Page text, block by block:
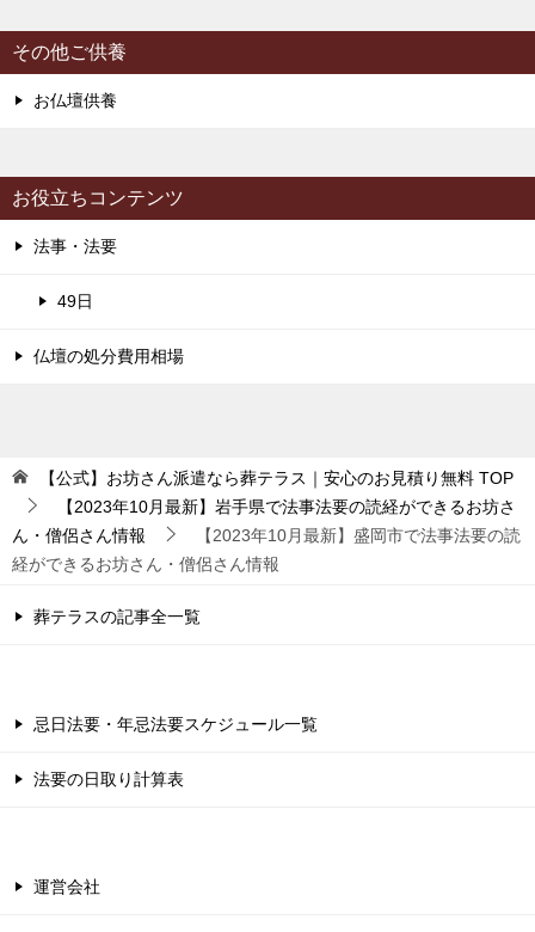
その他ご供養
お仏壇供養
お役立ちコンテンツ
法事・法要
49日
仏壇の処分費用相場
【公式】お坊さん派遣なら葬テラス｜安心のお見積り無料 TOP
【2023年10月最新】岩手県で法事法要の読経ができるお坊さ
ん・僧侶さん情報
【2023年10月最新】盛岡市で法事法要の読
経ができるお坊さん・僧侶さん情報
葬テラスの記事全一覧
忌日法要・年忌法要スケジュール一覧
法要の日取り計算表
運営会社